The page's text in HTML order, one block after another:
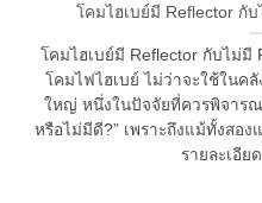
โคมไฮเบย์มี Reflector กั
โคมไฮเบย์มี Reflector กับไม่มี
โคมไฟไฮเบย์ ไม่ว่าจะใช้ในค
ใหญ่ หนึ่งในปัจจัยที่ควรพิจารณ
หรือไม่มีดี?” เพราะถึงแม้ทั้งสอ
รายละเอีย